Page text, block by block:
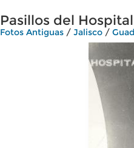
Pasillos del
Fotos Antiguas / Jalisco /